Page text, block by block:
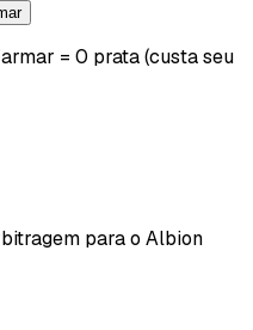
= 0 prata (custa seu
para o Albion